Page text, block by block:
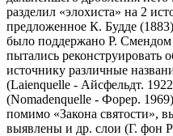
разделил «элохиста» на 2
предложенное К. Будде
было поддержано Р. Смендом
пытались реконструировать
источнику различные
(Laienquelle - Айсфельдт.
(Nomadenquelle - Форер.
помимо «Закона святости»,
выявлены и др. слои (Г. фон